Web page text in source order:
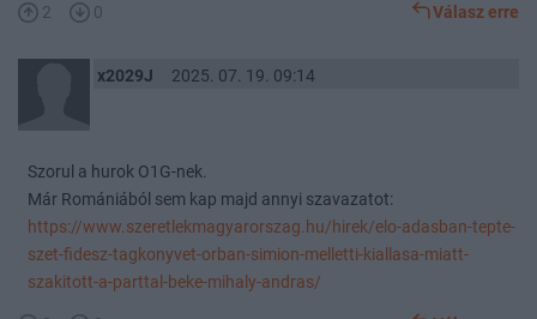
2 0 Válasz erre
x2029J 2025. 07. 19. 09:14
Szorul a hurok O1G-nek.
Már Romániából sem kap majd annyi szavazatot:
https://www.szeretlekmagyarorszag.hu/hirek/elo-adasban-tepte-
szet-fidesz-tagkonyvet-orban-simion-melletti-kiallasa-miatt-
szakitott-a-parttal-beke-mihaly-andras/